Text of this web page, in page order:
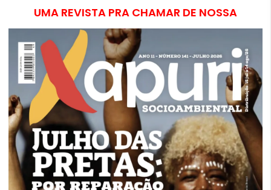
UMA REVISTA PRA CHAMAR DE NOSSA